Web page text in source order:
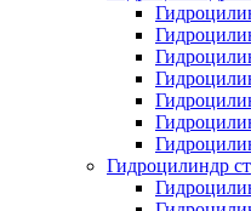
Гидроцилиндр